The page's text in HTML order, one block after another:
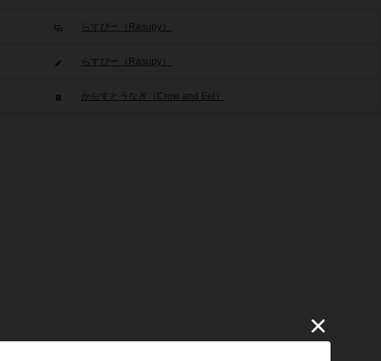
らすぴー（Rasupy）
らすぴー（Rasupy）
からすとうなぎ（Crow and Eel）